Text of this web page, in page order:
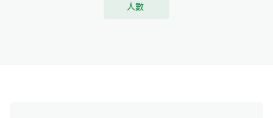
人數